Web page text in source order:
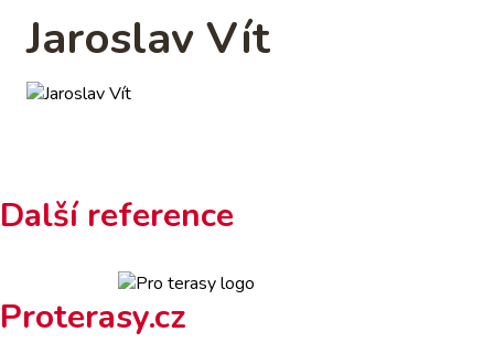
Jaroslav Vít
Další reference
Proterasy.cz